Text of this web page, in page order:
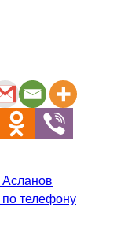
телефону